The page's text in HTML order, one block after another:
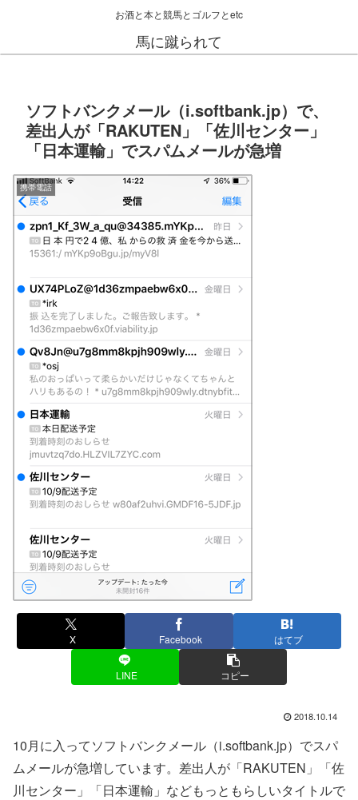
お酒と本と競馬とゴルフとetc
馬に蹴られて
ソフトバンクメール（i.softbank.jp）で、
差出人が「RAKUTEN」「佐川センター」
「日本運輸」でスパムメールが急増
携帯電話
X Facebook はてブ
LINE コピー
2018.10.14
10月に入ってソフトバンクメール（i.softbank.jp）でスパ
ムメールが急増しています。差出人が「RAKUTEN」「佐
川センター」「日本運輸」などもっともらしいタイトルで